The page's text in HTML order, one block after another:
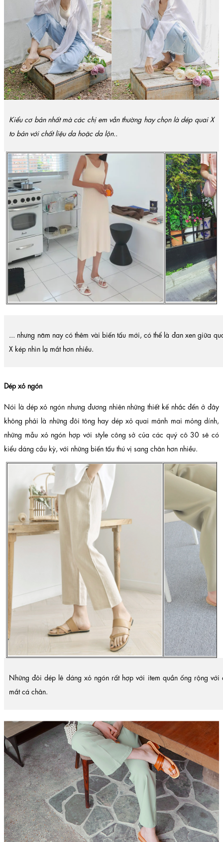
Kiểu cơ bản nhất mà các chị em vẫn thường hay chọn là dép quai X
to bản với chất liệu da hoặc da lộn..
... nhưng năm nay có thêm vài biến tấu mới, có thể là đan xen giữa
X kép nhìn lạ mắt hơn nhiều.
Dép xỏ ngón
Nói là dép xỏ ngón nhưng đương nhiên những thiết kế nhắc đến ở đây
không phải là những đôi tông hay dép xỏ quai mảnh mai mỏng dính,
những mẫu xỏ ngón hợp với style công sở của các quý cô 30 sẽ có
kiểu dáng cầu kỳ, với những biến tấu thú vị sang chân hơn nhiều.
Những đôi dép lê dáng xỏ ngón rất hợp với item quần ống rộng với
mắt cá chân.